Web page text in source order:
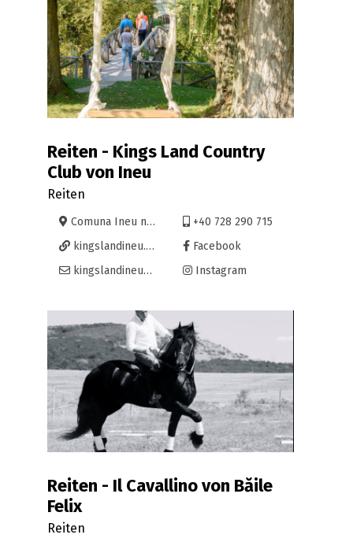
Reiten - Kings Land Country
Club von Ineu
Reiten
Comuna Ineu nr. 1A, jud. Bihor
+40 728 290 715
kingslandineu.com/
Facebook
kingslandineu@gmail.com
Instagram
Reiten - Il Cavallino von Băile
Felix
Reiten